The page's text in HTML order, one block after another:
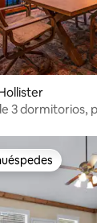
3 dormitorios,